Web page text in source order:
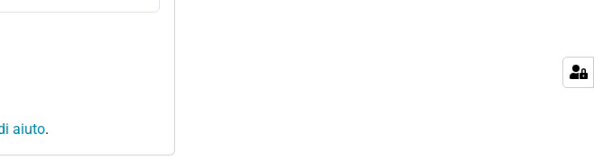
aiuto.